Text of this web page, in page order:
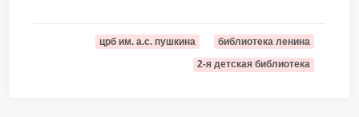
црб им. а.с. пушкина библиотека ленина
2-я детская библиотека